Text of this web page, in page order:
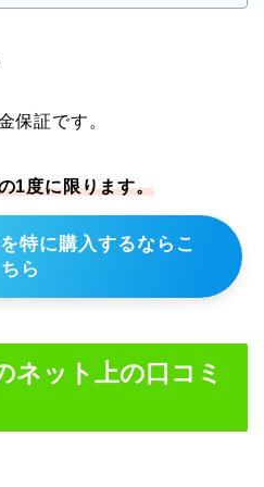
保証です。
1度に限ります。
特に購入するならこ
ちら
ネット上の口コミ